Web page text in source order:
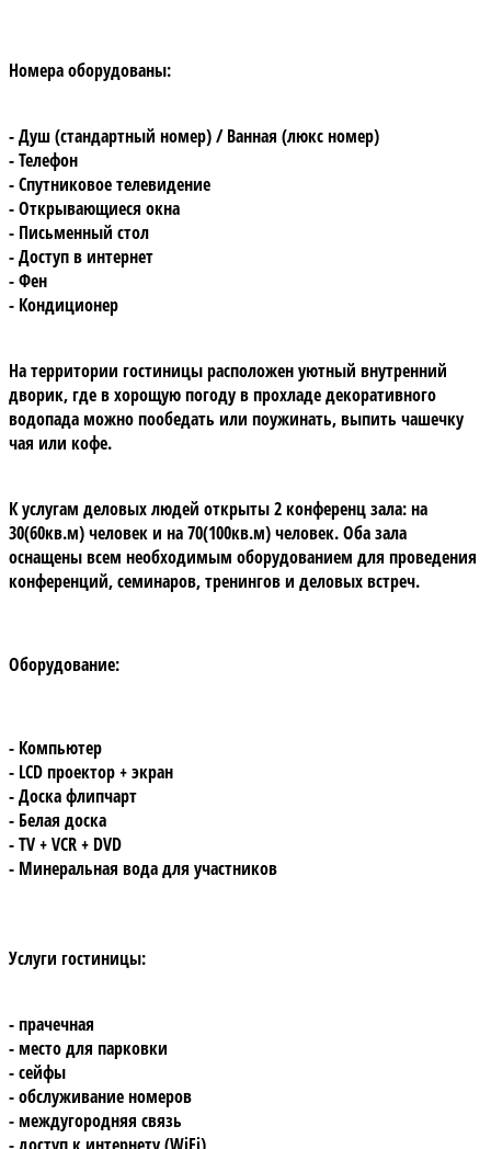
Номера оборудованы:
- Душ (стандартный номер) / Ванная (люкс номер)
- Телефон
- Спутниковое телевидение
- Открывающиеся окна
- Письменный стол
- Доступ в интернет
- Фен
- Кондиционер
На территории гостиницы расположен уютный внутренний
дворик, где в хорощую погоду в прохладе декоративного
водопада можно пообедать или поужинать, выпить чашечку
чая или кофе.
К услугам деловых людей открыты 2конференц зала:на
30(60кв.м) человек и на 70(100кв.м) человек. Оба зала
оснащены всем необходимым оборудованием для проведения
конференций, семинаров, тренингов и деловых встреч.
Оборудование:
- Компьютер
- LCD проектор + экран
- Доска флипчарт
- Белая доска
- TV + VCR + DVD
- Минеральная вода для участников
Услуги гостиницы:
- прачечная
- место для парковки
- сейфы
- обслуживание номеров
- междугородняя связь